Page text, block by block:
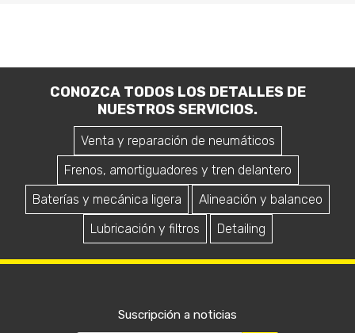
CONOZCA TODOS LOS DETALLES DE
NUESTROS SERVICIOS.
Venta y reparación de neumáticos
Frenos, amortiguadores y tren delantero
Baterías y mecánica ligera
Alineación y balanceo
Lubricación y filtros
Detailing
Suscripción a noticias